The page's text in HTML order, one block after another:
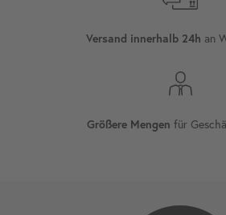
Versand innerhalb 24h an
Größere Mengen für